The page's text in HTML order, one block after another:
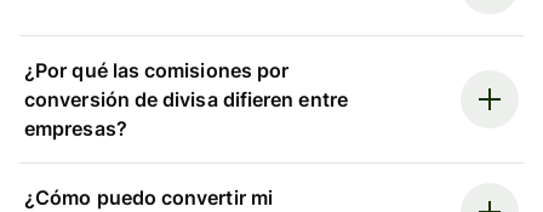
¿Por qué las comisiones por
conversión de divisa difieren entre
empresas?
¿Cómo puedo convertir mi